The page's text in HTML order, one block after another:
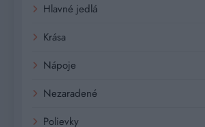
Hlavné jedlá
Krása
Nápoje
Nezaradené
Polievky